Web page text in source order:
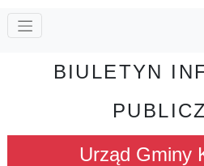
BIULETYN
Urząd Gminy